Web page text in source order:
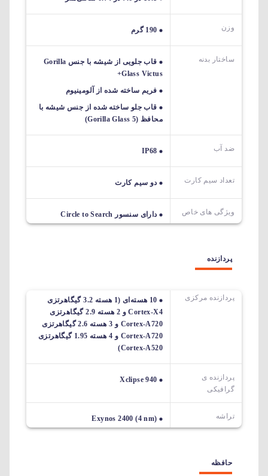
وزن 190 گرم
ساختار بدنه
قاب جلویی از شیشه با جنس Gorilla
Glass Victus+
فریم ساخته شده از آلومینیوم
قاب جلو ساخته شده از جنس شیشه با
محافظ (Gorilla Glass 5)
ضد آب IP68
تعداد سیم کارت دو سیم کارت
ویژگی های خاص دارای سنسور Circle to Search
پردازنده
پردازنده مرکزی
10 هسته‌ای (1 هسته 3.2 گیگاهرتزی
Cortex-X4 و 2 هسته 2.9 گیگاهرتزی
Cortex-A720 و 3 هسته 2.6 گیگاهرتزی
Cortex-A720 و 4 هسته 1.95 گیگاهرتزی
Cortex-A520)
پردازنده ی
گرافیکی
Xclipse 940
تراشه Exynos 2400 (4 nm)
حافظه